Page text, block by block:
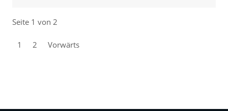
Seite 1 von 2
1 2 Vorwärts